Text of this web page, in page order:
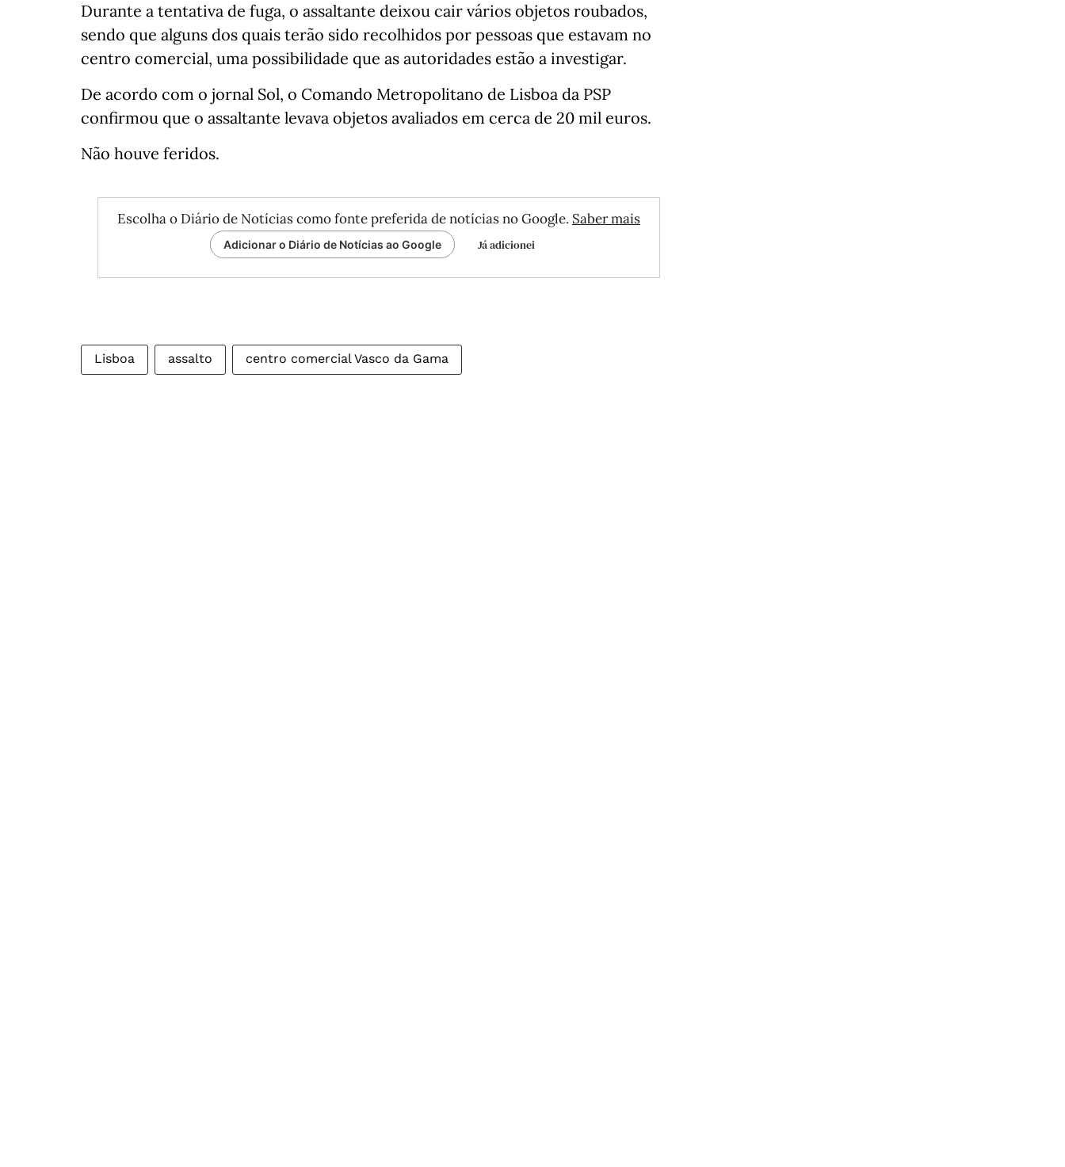
Durante a tentativa de fuga, o assaltante deixou cair vários objetos roubados,
sendo que alguns dos quais terão sido recolhidos por pessoas que estavam no
centro comercial, uma possibilidade que as autoridades estão a investigar.
De acordo com o jornal Sol, o Comando Metropolitano de Lisboa da PSP
confirmou que o assaltante levava objetos avaliados em cerca de 20 mil euros.
Não houve feridos.
Escolha o Diário de Notícias como fonte preferida de notícias no Google. Saber mais
Adicionar o Diário de Notícias ao Google Já adicionei
Lisboa assalto centro comercial Vasco da Gama